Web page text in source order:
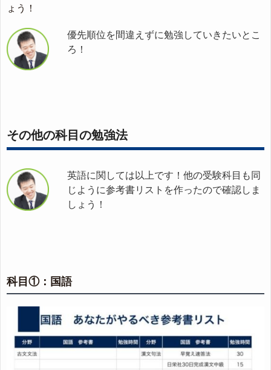
ょう！
優先順位を間違えずに勉強していきたいとこ
ろ！
その他の科目の勉強法
英語に関しては以上です！他の受験科目も同
じように参考書リストを作ったので確認しま
しょう！
科目①：国語